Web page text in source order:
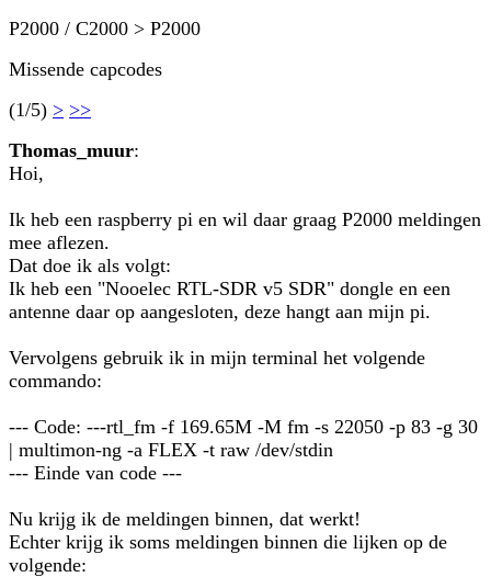
P2000 / C2000 > P2000
Missende capcodes
(1/5) > >>
Thomas_muur:
Hoi,
Ik heb een raspberry pi en wil daar graag P2000 meldingen
mee aflezen.
Dat doe ik als volgt:
Ik heb een "Nooelec RTL-SDR v5 SDR" dongle en een
antenne daar op aangesloten, deze hangt aan mijn pi.
Vervolgens gebruik ik in mijn terminal het volgende
commando:
--- Code: ---rtl_fm -f 169.65M -M fm -s 22050 -p 83 -g 30
| multimon-ng -a FLEX -t raw /dev/stdin
--- Einde van code ---
Nu krijg ik de meldingen binnen, dat werkt!
Echter krijg ik soms meldingen binnen die lijken op de
volgende: